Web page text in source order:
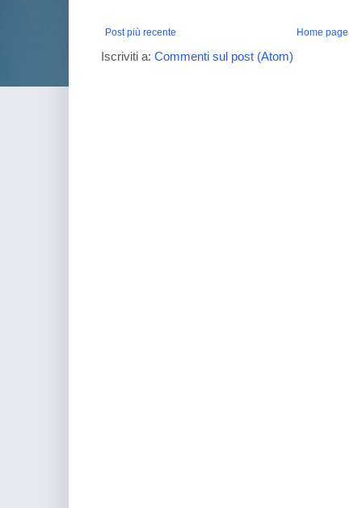
Post più recente Home page
Iscriviti a: Commenti sul post (Atom)